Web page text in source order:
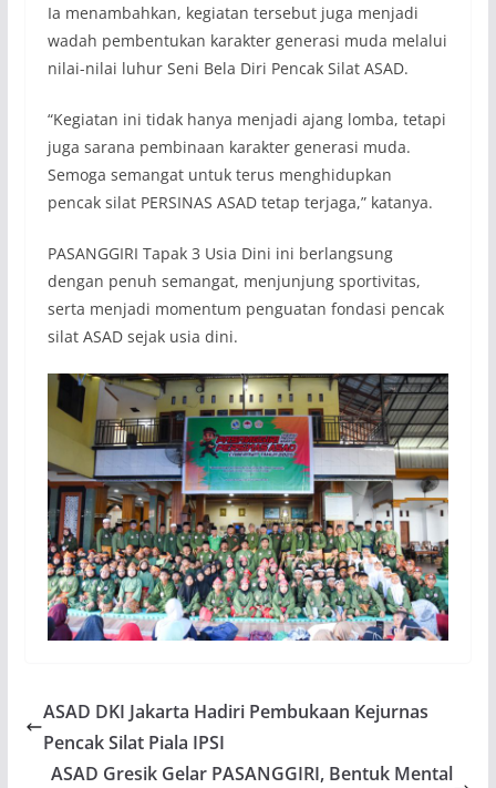
Ia menambahkan, kegiatan tersebut juga menjadi
wadah pembentukan karakter generasi muda melalui
nilai-nilai luhur Seni Bela Diri Pencak Silat ASAD.
“Kegiatan ini tidak hanya menjadi ajang lomba, tetapi
juga sarana pembinaan karakter generasi muda.
Semoga semangat untuk terus menghidupkan
pencak silat PERSINAS ASAD tetap terjaga,” katanya.
PASANGGIRI Tapak 3 Usia Dini ini berlangsung
dengan penuh semangat, menjunjung sportivitas,
serta menjadi momentum penguatan fondasi pencak
silat ASAD sejak usia dini.
ASAD DKI Jakarta Hadiri Pembukaan Kejurnas
Pencak Silat Piala IPSI
ASAD Gresik Gelar PASANGGIRI, Bentuk Mental